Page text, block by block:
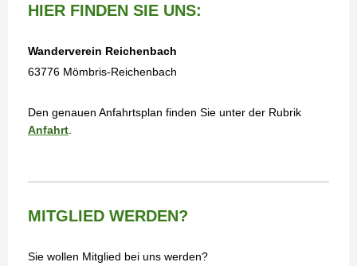
HIER FINDEN SIE UNS:
Wanderverein Reichenbach
63776 Mömbris-Reichenbach
Den genauen Anfahrtsplan finden Sie unter der Rubrik
Anfahrt
MITGLIED WERDEN?
Sie wollen Mitglied bei uns werden?